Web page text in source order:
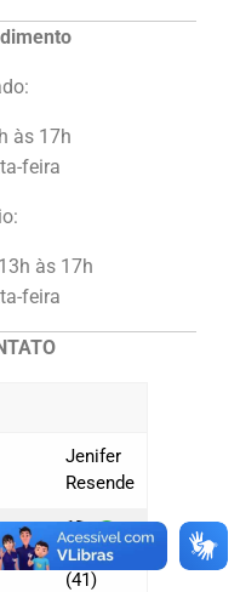
às 17h
feira
às 17h
feira
Jenifer
Resende
(41)